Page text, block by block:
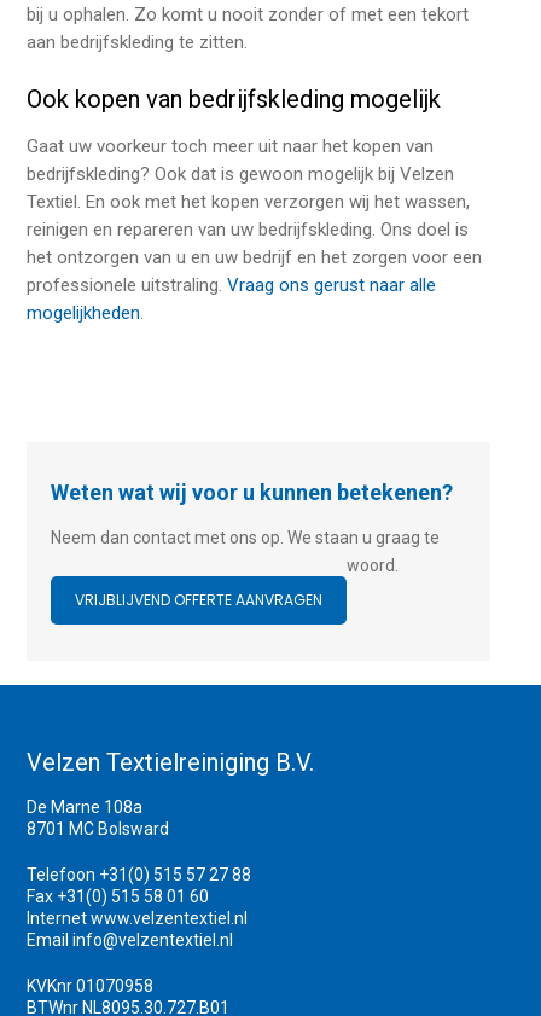
bij u ophalen. Zo komt u nooit zonder of met een tekort
aan bedrijfskleding te zitten.
Ook kopen van bedrijfskleding mogelijk
Gaat uw voorkeur toch meer uit naar het kopen van
bedrijfskleding? Ook dat is gewoon mogelijk bij Velzen
Textiel. En ook met het kopen verzorgen wij het wassen,
reinigen en repareren van uw bedrijfskleding. Ons doel is
het ontzorgen van u en uw bedrijf en het zorgen voor een
professionele uitstraling.Vraag ons gerust naar alle
mogelijkheden.
Weten wat wij voor u kunnen betekenen?
Neem dan contact met ons op. We staan u graag te
woord.
VRIJBLIJVEND OFFERTE AANVRAGEN
Velzen Textielreiniging B.V.
De Marne 108a
8701 MC Bolsward
Telefoon +31(0) 515 57 27 88
Fax +31(0) 515 58 01 60
Internetwww.velzentextiel.nl
Emailinfo@velzentextiel.nl
KVKnr 01070958
BTWnr NL8095.30.727.B01